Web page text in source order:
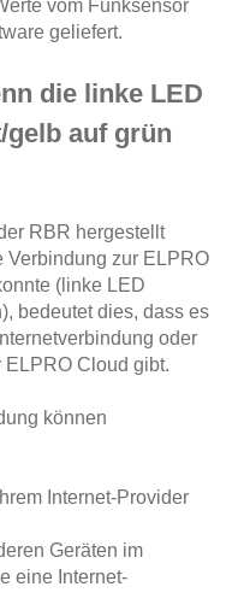
vom Funksensor
geliefert.
die linke LED
auf grün
RBR hergestellt
Verbindung zur ELPRO
(linke LED
bedeutet dies, dass es
oder
Cloud gibt.
können
Internet-Provider
Geräten im
eine Internet-